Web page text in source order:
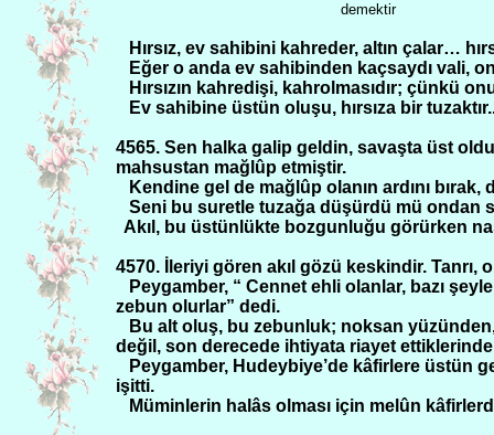
demektir
Hırsız, ev sahibini kahreder, altın çalar…
Eğer o anda ev sahibinden kaçsaydı vali,
Hırsızın kahredişi, kahrolmasıdır; çünkü
Ev sahibine üstün oluşu, hırsıza bir
4565. Sen halka galip geldin, savaşta üst
mahsustan mağlûp etmiştir.
Kendine gel de mağlûp olanın ardını
Seni bu suretle tuzağa düşürdü mü ondan
Akıl, bu üstünlükte bozgunluğu görürken
4570. İleriyi gören akıl gözü keskindir.
Peygamber, “ Cennet ehli olanlar, bazı
zebun olurlar” dedi.
Bu alt oluş, bu zebunluk; noksan
değil, son derecede ihtiyata riayet
Peygamber, Hudeybiye’de kâfirlere üstün
işitti.
Müminlerin halâs olması için melûn